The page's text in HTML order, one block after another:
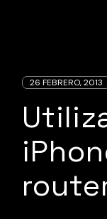
26 FEBRERO, 2013